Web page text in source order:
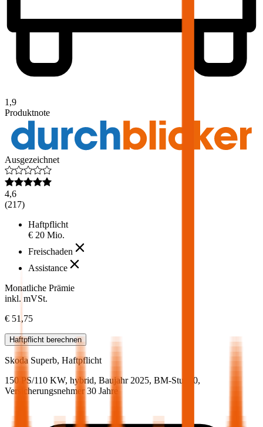
1,9
Produktnote
Ausgezeichnet
4,6
(217)
Haftpflicht
€ 20 Mio.
Freischaden
Assistance
Monatliche Prämie
inkl. mVSt.
€ 51,75
Haftpflicht berechnen
Skoda Superb, Haftpflicht
150 PS/110 KW, hybrid, Baujahr 2025, BM-Stufe 0,
Versicherungsnehmer 30 Jahre